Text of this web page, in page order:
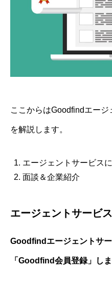
ここからはGoodfindエー
を解説します。
エージェントサービス
面談＆企業紹介
エージェントサービ
Goodfindエージェントサ
「Goodfind会員登録」しま